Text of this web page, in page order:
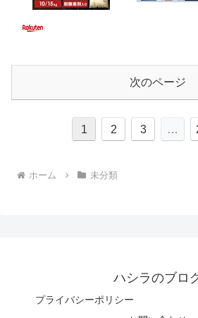
次のページ
1 2 3 …
ホーム 未分類
ハシラのブロ
プライバシーポリシー